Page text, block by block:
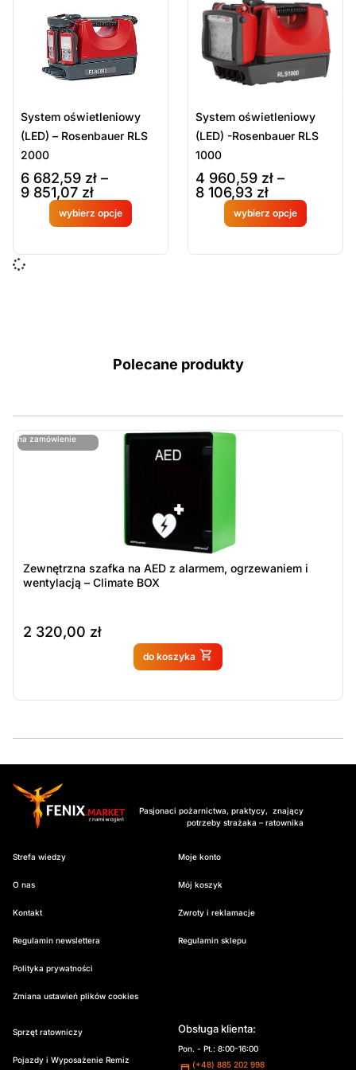
Cena
Kategorie Produktów
Najaśnice / Zestawy LED i akcesoria
Oświetlenie
Sprzęt ratowniczy
System oświetleniowy
(LED) – Rosenbauer RLS
2000
6 682,59 zł –
9 851,07 zł
wybierz opcje
Produkt
dostępny
System oświetleniowy
(LED) -Rosenbauer RLS
1000
4 960,59 zł –
8 106,93 zł
wybierz opcje
Produkt
Polecane produkty
na zamówienie
ostatnie sztuki
Zewnętrzna szafka na AED z alarmem, ogrzewaniem i
wentylacją – Climate BOX
2 320,00 zł
do koszyka
Produkt dostępny na
Pasjonaci pożarnictwa, praktycy, znający
potrzeby strażaka – ratownika
Strefa wiedzy
O nas
Kontakt
Regulamin newslettera
Polityka prywatności
Zmiana ustawień plików cookies
Moje konto
Mój koszyk
Zwroty i reklamacje
Regulamin sklepu
Sprzęt ratowniczy
Pojazdy i Wyposażenie Remiz
Obsługa klienta:
Pon. - Pt.: 8:00-16:00
(+48) 885 202 998